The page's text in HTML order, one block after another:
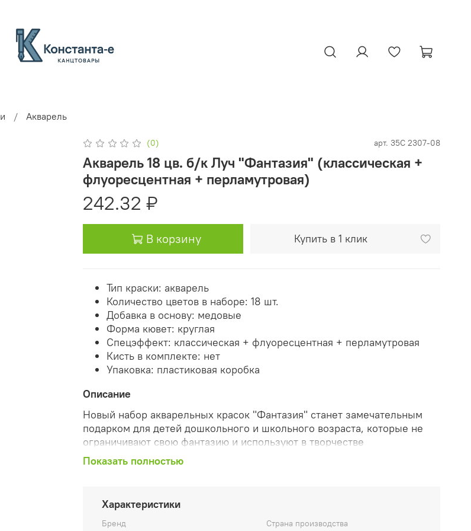
Акварель
(0) арт. 35С 2307-08
Акварель 18 цв. б/к Луч "Фантазия" (классическая +
флуоресцентная + перламутровая)
242.32 ₽
В корзину Купить в 1 клик
Тип краски: акварель
Количество цветов в наборе: 18 шт.
Добавка в основу: медовые
Форма кювет: круглая
Спецэффект: классическая + флуоресцентная + перламутровая
Кисть в комплекте: нет
Упаковка: пластиковая коробка
Описание
Новый набор акварельных красок "Фантазия" станет замечательным
подарком для детей дошкольного и школьного возраста, которые не
ограничивают свою фантазию и используют в творчестве
разнообразные материалы и техники.
Набор акварели "Фантазия" включает в себя 6 классических, 6
Красивая палитра цветов (классические, неоновые, перламутровые)
Показать полностью
Характеристики
Бренд Страна производства